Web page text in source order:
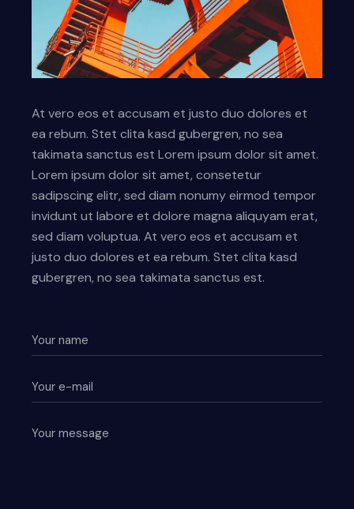
At vero eos et accusam et justo duo dolores et
ea rebum. Stet clita kasd gubergren, no sea
takimata sanctus est Lorem ipsum dolor sit amet.
Lorem ipsum dolor sit amet, consetetur
sadipscing elitr, sed diam nonumy eirmod tempor
invidunt ut labore et dolore magna aliquyam erat,
sed diam voluptua. At vero eos et accusam et
justo duo dolores et ea rebum. Stet clita kasd
gubergren, no sea takimata sanctus est.